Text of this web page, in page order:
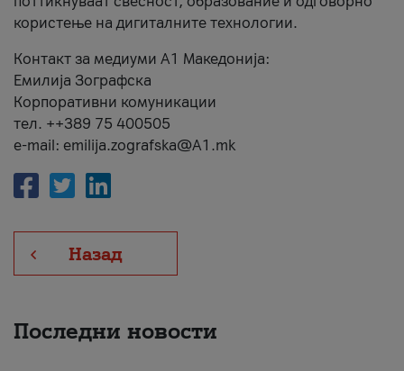
користење на дигиталните технологии.
Контакт за медиуми А1 Македонија:
Емилија Зографска
Корпоративни комуникации
тел. ++389 75 400505
e-mail: emilija.zografska@A1.mk
Назад
Последни новости